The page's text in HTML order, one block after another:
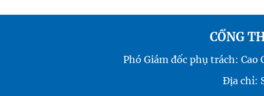
CỔNG
Phó Giám đốc phụ trách:
Địa chỉ: